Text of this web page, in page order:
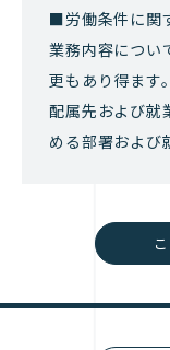
■労働条件に関
業務内容につい
更もあり得ます。
配属先および就
める部署および